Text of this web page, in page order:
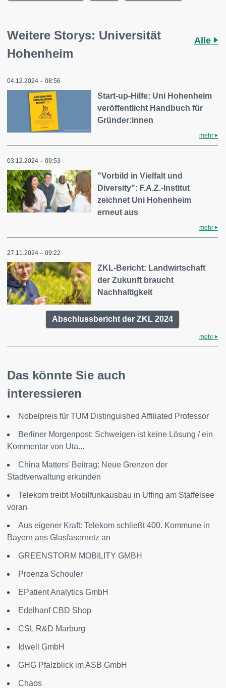
Weitere Storys: Universität
Hohenheim
Alle
04.12.2024 – 08:56
Start-up-Hilfe: Uni Hohenheim
veröffentlicht Handbuch für
Gründer:innen
mehr
03.12.2024 – 09:53
"Vorbild in Vielfalt und
Diversity": F.A.Z.-Institut
zeichnet Uni Hohenheim
erneut aus
mehr
27.11.2024 – 09:22
ZKL-Bericht: Landwirtschaft
der Zukunft braucht
Nachhaltigkeit
Abschlussbericht der ZKL 2024
mehr
Das könnte Sie auch
interessieren
Nobelpreis für TUM Distinguished Affiliated Professor
Berliner Morgenpost: Schweigen ist keine Lösung / ein
Kommentar von Uta...
China Matters' Beitrag: Neue Grenzen der
Stadtverwaltung erkunden
Telekom treibt Mobilfunkausbau in Uffing am Staffelsee
voran
Aus eigener Kraft: Telekom schließt 400. Kommune in
Bayern ans Glasfasernetz an
GREENSTORM MOBILITY GMBH
Proenza Schouler
EPatient Analytics GmbH
Edelhanf CBD Shop
CSL R&D Marburg
Idwell GmbH
GHG Pfalzblick im ASB GmbH
Chaos